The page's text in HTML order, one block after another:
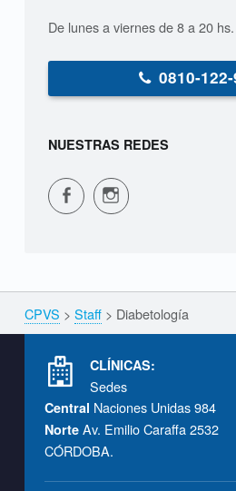
De lunes a viernes de 8 a 20 hs.
0810-
NUESTRAS REDES
CPVS en Facebook CPVS en Instagram
Breadcrumbs navigation
CPVS > Staff> Diabetología
CLÍNICAS:
Sedes
Central Naciones Unidas 984
Norte Av. Emilio Caraffa 2532
CÓRDOBA.